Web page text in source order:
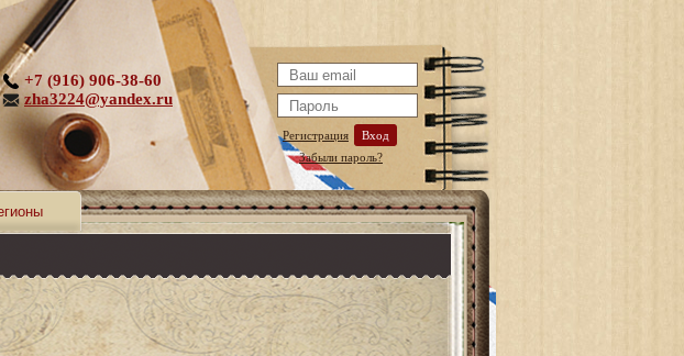
Регистрация
Вход
Забыли пароль?
+7 (916) 906-38-60
zha3224@yandex.ru